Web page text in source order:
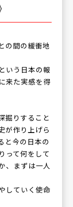
の間の緩衝地
いう日本の報
来た実感を得
掘りすること
が作り上げら
と今の日本の
って何をして
、まずは一人
していく使命